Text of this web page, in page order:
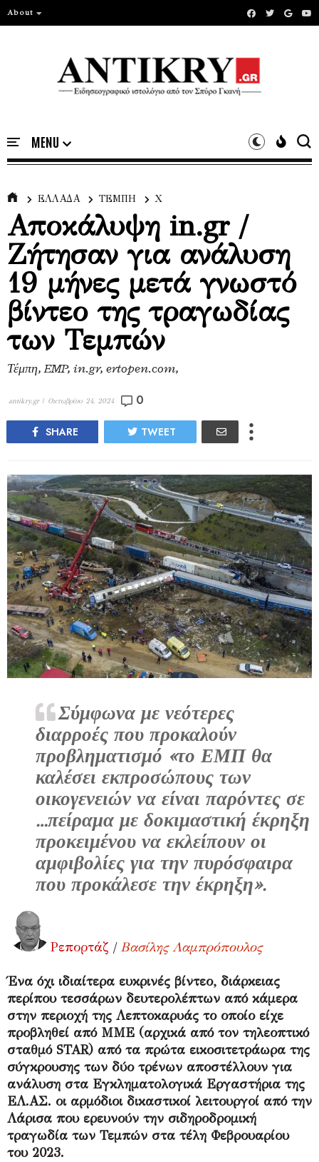
About
ΕΛΛΑΔΑ ΤΕΜΠΗ Χ
Αποκάλυψη in.gr /
Ζήτησαν για ανάλυση
19 μήνες μετά γνωστό
βίντεο της τραγωδίας
των Τεμπών
Τέμπη, EMP, in.gr, ertopen.com,
antikry.gr | Οκτωβρίου 24, 2024 0
SHARE TWEET
Σύμφωνα με νεότερες
διαρροές που προκαλούν
προβληματισμό «το ΕΜΠ θα
καλέσει εκπροσώπους των
οικογενειών να είναι παρόντες σε
…πείραμα με δοκιμαστική έκρηξη
προκειμένου να εκλείπουν οι
αμφιβολίες για την πυρόσφαιρα
που προκάλεσε την έκρηξη».
Ρεπορτάζ / Βασίλης Λαμπρόπουλος
Ένα όχι ιδιαίτερα ευκρινές βίντεο, διάρκειας
περίπου τεσσάρων δευτερολέπτων από κάμερα
στην περιοχή της Λεπτοκαρυάς το οποίο είχε
προβληθεί από ΜΜΕ (αρχικά από τον τηλεοπτικό
σταθμό STAR) από τα πρώτα εικοσιτετράωρα της
σύγκρουσης των δύο τρένων αποστέλλουν για
ανάλυση στα Εγκληματολογικά Εργαστήρια της
ΕΛ.ΑΣ. οι αρμόδιοι δικαστικοί λειτουργοί από την
Λάρισα που ερευνούν την σιδηροδρομική
τραγωδία των Τεμπών στα τέλη Φεβρουαρίου
του 2023.